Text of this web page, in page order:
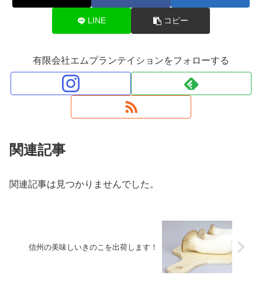
LINE コピー
有限会社エムプランテイションをフォローする
関連記事
関連記事は見つかりませんでした。
信州の美味しいきのこを出荷します！